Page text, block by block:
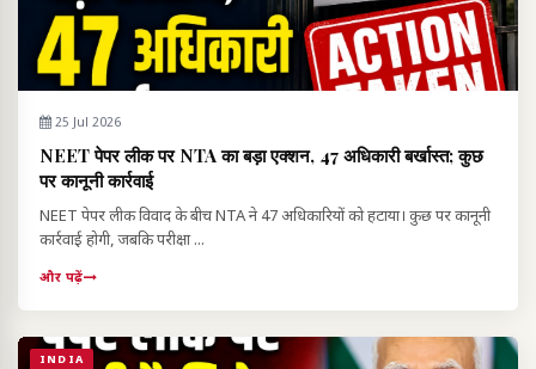
25 Jul 2026
NEET पेपर लीक पर NTA का बड़ा एक्शन, 47 अधिकारी बर्खास्त; कुछ
पर कानूनी कार्रवाई
NEET पेपर लीक विवाद के बीच NTA ने 47 अधिकारियों को हटाया। कुछ पर कानूनी
कार्रवाई होगी, जबकि परीक्षा ...
और पढ़ें
INDIA